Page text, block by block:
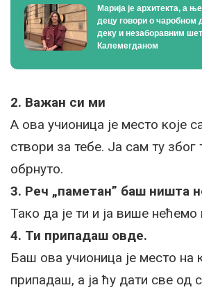
Марија је архитекта, а
децу говори о чаробном
деку и незаборавним
Калемегданом
2. Важан си ми
А ова учионица је место које
створи за тебе. Ја сам ту због
обрнуто.
3. Реч „паметан” баш ништа
Тако да је ти и ја више нећемо
4. Ти припадаш овде.
Баш ова учионица је место на
припадаш, а ја ћу дати све од